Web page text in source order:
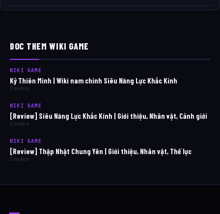
DOC THEM WIKI GAME
WIKI GAME
Kỷ Thiên Minh | Wiki nam chính Siêu Năng Lực Khắc Kính
Zenden
WIKI GAME
[Review] Siêu Năng Lực Khắc Kính | Giới thiệu, Nhân vật, Cảnh giới
Zenden
WIKI GAME
[Review] Thập Nhật Chung Yên | Giới thiệu, Nhân vật, Thế lực
Zenden